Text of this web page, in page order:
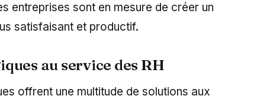
entreprises sont en mesure de créer un
satisfaisant et productif.
au service des RH
offrent une multitude de solutions aux